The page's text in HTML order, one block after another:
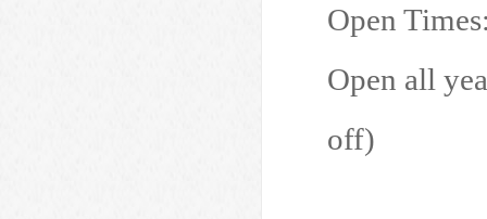
Open
Open all
off)